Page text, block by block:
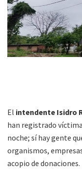
El intendente Isidro
han registrado
noche; sí hay gente
organismos,
acopio de donaciones.